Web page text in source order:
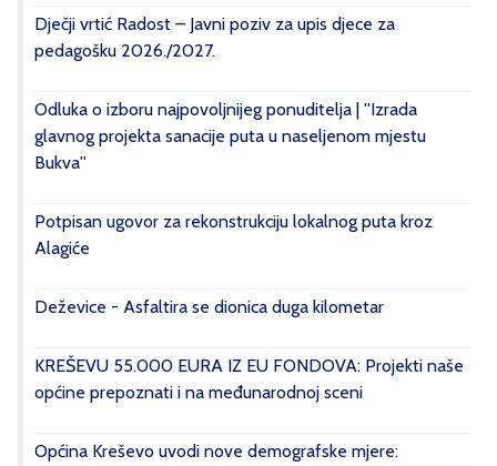
Dječji vrtić Radost – Javni poziv za upis djece za
pedagošku 2026./2027.
Odluka o izboru najpovoljnijeg ponuditelja | ''Izrada
glavnog projekta sanacije puta u naseljenom mjestu
Bukva''
Potpisan ugovor za rekonstrukciju lokalnog puta kroz
Alagiće
Deževice - Asfaltira se dionica duga kilometar
KREŠEVU 55.000 EURA IZ EU FONDOVA: Projekti naše
općine prepoznati i na međunarodnoj sceni
Općina Kreševo uvodi nove demografske mjere: